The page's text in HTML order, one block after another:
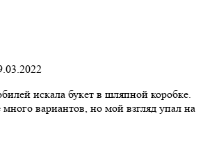
искала букет в шляпной коробке.
вариантов, но мой взгляд упал на